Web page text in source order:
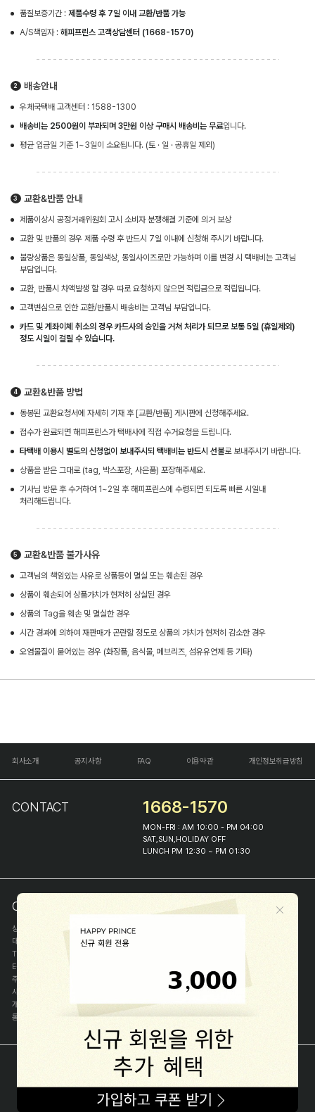
품질보증기간 : 제품수령 후 7일 이내 교환/반품 가능
A/S책임자 : 해피프린스 고객상담센터 (1668-1570)
배송안내
우체국택배 고객센터 : 1588-1300
배송비는 2500원이 부과되며 3만원 이상 구매시 배송비는 무료입니다.
평균 입금일 기준 1~3일이 소요됩니다. (토 · 일 · 공휴일 제외)
교환&반품 안내
제품이상시 공정거래위원회 고시 소비자 분쟁해결 기준에 의거 보상
교환 및 반품의 경우 제품 수령 후 반드시 7일 이내에 신청해 주시기 바랍니다.
불량상품은 동일상품, 동일색상, 동일사이즈로만 가능하며 이를 변경 시 택배비는 고객님
부담입니다.
교환, 반품시 차액발생 할 경우 따로 요청하지 않으면 적립금으로 적립됩니다.
고객변심으로 인한 교환/반품시 배송비는 고객님 부담입니다.
카드 및 계좌이체 취소의 경우 카드사의 승인을 거쳐 처리가 되므로 보통 5일 (휴일제외)
정도 시일이 걸릴 수 있습니다.
교환&반품 방법
동봉된 교환요청서에 자세히 기재 후 [교환/반품] 게시판에 신청해주세요.
접수가 완료되면 해피프린스가 택배사에 직접 수거요청을 드립니다.
타택배 이용시 별도의 신청없이 보내주시되 택배비는 반드시 선불로 보내주시기 바랍니다.
상품을 받은 그대로 (tag, 박스포장, 사은품) 포장해주세요.
기사님 방문 후 수거하여 1~2일 후 해피프린스에 수령되면 되도록 빠른 시일내
처리해드립니다.
교환&반품 불가사유
고객님의 책임있는 사유로 상품등이 멸실 또는 훼손된 경우
상품이 훼손되어 상품가치가 현저히 상실된 경우
상품의 Tag을 훼손 및 멸실한 경우
시간 경과에 의하여 재판매가 곤란할 정도로 상품의 가치가 현저히 감소한 경우
오염물질이 묻어있는 경우 (화장품, 음식물, 페브리즈, 섬유유연제 등 기타)
회사소개 공지사항 FAQ 이용약관 개인정보취급방침
CONTACT 1668-1570
MON-FRI : AM 10:00 - PM 04:00
SAT,SUN,HOLIDAY OFF
LUNCH PM 12:30 ~ PM 01:30
COMPANY INFO
상호
(주)해피프린스
대표
이화진
TEL
E-MAIL
주소
사업자등록번호
개인정보관리자
이화진
통신판매신고번호
제 2018-서울종로-1384 호[사업자정보확인]
COPYRIGHT(C) (주)해피프린스 ALL RIGHT RESERVED.